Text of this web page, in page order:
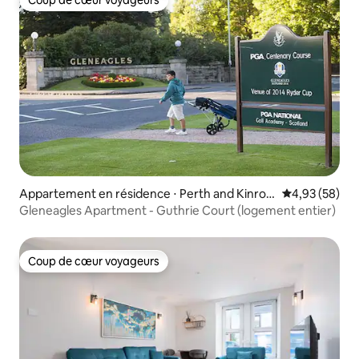
Coup de cœur voyageurs
Appartement en résidence ⋅ Perth and Kinros
s
Évaluation
4,93 (58)
Gleneagles Apartment - Guthrie Court (logement entier)
Coup de cœur voyageurs
Coup de cœur voyageurs